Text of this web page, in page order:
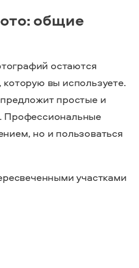
общие
остаются
вы используете.
простые и
Профессиональные
но и пользоваться
участками